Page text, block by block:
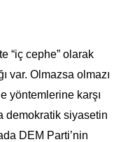
“iç cephe” olarak
var. Olmazsa olmazı
yöntemlerine karşı
demokratik siyasetin
DEM Parti’nin